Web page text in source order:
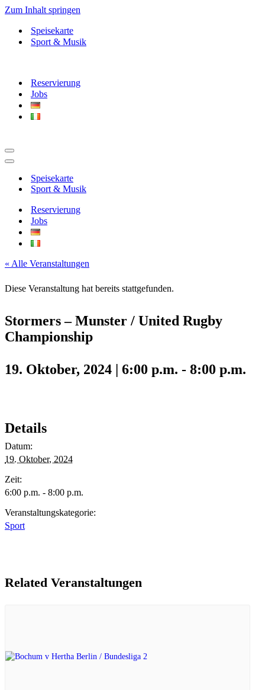
Zum Inhalt springen
Speisekarte
Sport & Musik
Reservierung
Jobs
Navigationsmenü
Navigationsmenü
Speisekarte
Sport & Musik
Reservierung
Jobs
« Alle Veranstaltungen
Diese Veranstaltung hat bereits stattgefunden.
Stormers – Munster / United Rugby
Championship
19. Oktober, 2024 | 6:00 p.m. - 8:00 p.m.
Details
Datum:
19. Oktober, 2024
Zeit:
6:00 p.m. - 8:00 p.m.
Veranstaltungskategorie:
Sport
Related Veranstaltungen